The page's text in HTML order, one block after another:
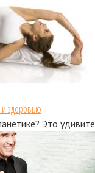
и здоровью
Это